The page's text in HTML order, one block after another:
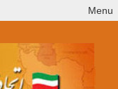
to
Menu